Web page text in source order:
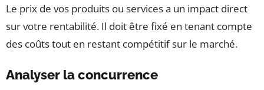
Le prix de vos produits ou services a un impact direct
sur votre rentabilité. Il doit être fixé en tenant compte
des coûts tout en restant compétitif sur le marché.
Analyser la concurrence